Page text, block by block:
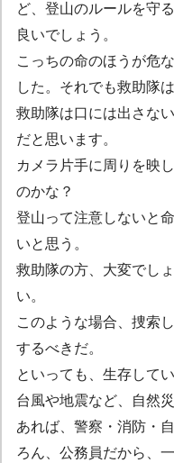
ど、登山のルールを守
良いでしょう。
こっちの命のほうが危
した。それでも救助隊
救助隊は口には出さな
だと思います。
カメラ片手に周りを映
のかな？
登山って注意しないと
いと思う。
救助隊の方、大変でし
い。
このような場合、捜索
するべきだ。
といっても、生存して
台風や地震など、自然
あれば、警察・消防・
ろん、公務員だから、